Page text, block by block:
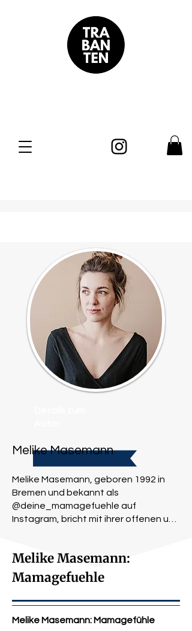
Melike Masemann
Melike Masemann, geboren 1992 in
Bremen und bekannt als
@deine_mamagefuehle auf
Instagram, bricht mit ihrer offenen und
Media Welt. Nach beruflichen
Stationen als Fitnesskauffrau und in
der Notaufnahme einer Kinderklinik
hat sie ihre Berufung gefunden:
ermutigen, ihren eigenen Weg durch
Melike Masemann:
Mamagefuehle
Melike Masemann: Mamagefühle